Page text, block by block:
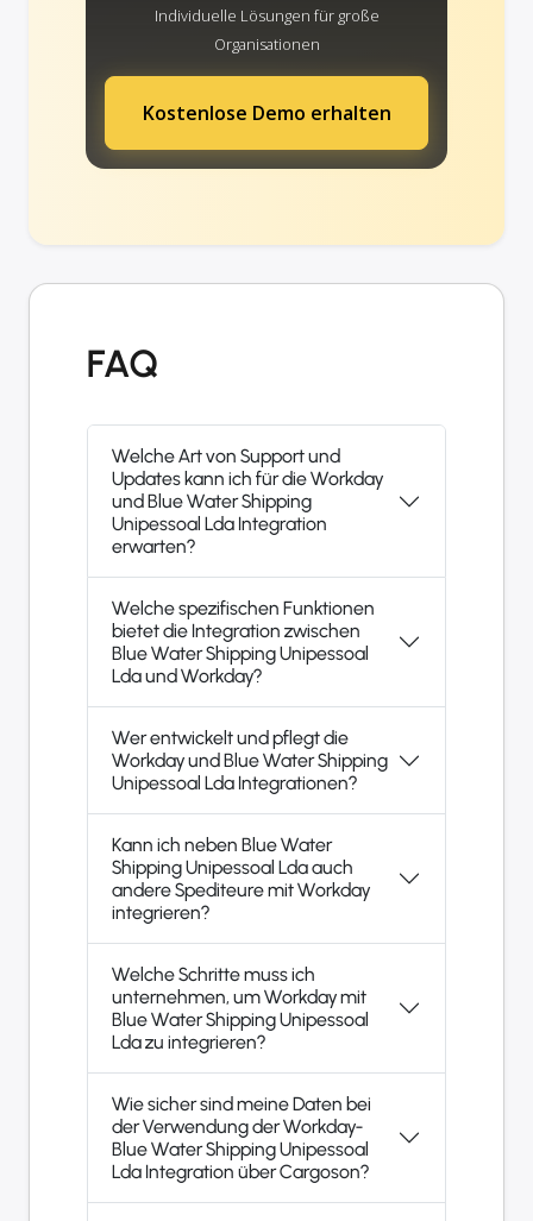
Individuelle Lösungen für große
Organisationen
Kostenlose Demo erhalten
FAQ
Welche Art von Support und
Updates kann ich für die Workday
und Blue Water Shipping
Unipessoal Lda Integration
erwarten?
Welche spezifischen Funktionen
bietet die Integration zwischen
Blue Water Shipping Unipessoal
Lda und Workday?
Wer entwickelt und pflegt die
Workday und Blue Water Shipping
Unipessoal Lda Integrationen?
Kann ich neben Blue Water
Shipping Unipessoal Lda auch
andere Spediteure mit Workday
integrieren?
Welche Schritte muss ich
unternehmen, um Workday mit
Blue Water Shipping Unipessoal
Lda zu integrieren?
Wie sicher sind meine Daten bei
der Verwendung der Workday-
Blue Water Shipping Unipessoal
Lda Integration über Cargoson?